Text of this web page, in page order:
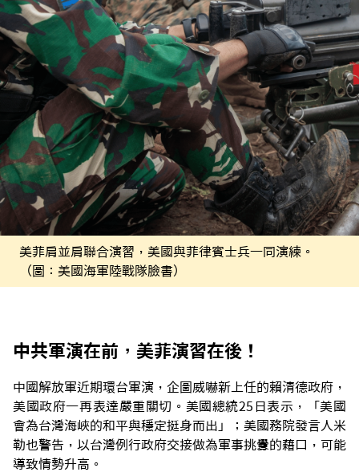
美菲肩並肩聯合演習，美國與菲律賓士兵一同演練。
（圖：美國海軍陸戰隊臉書）
中共軍演在前，美菲演習在後！
中國解放軍近期環台軍演，企圖威嚇新上任的賴清德政府，
美國政府一再表達嚴重關切。美國總統25日表示，「美國
會為台灣海峽的和平與穩定挺身而出」；美國務院發言人米
勒也警告，以台灣例行政府交接做為軍事挑釁的藉口，可能
導致情勢升高。